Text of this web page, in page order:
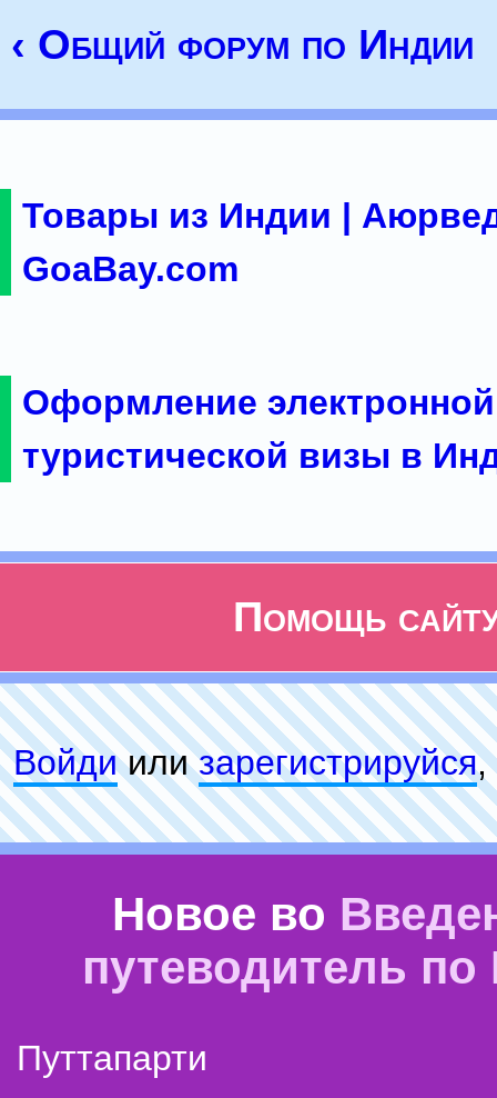
‹ Общий форум по Индии
Товары из Индии |
GoaBay.com
Оформление электронной
туристической визы в
Помощь
Войдиилизарeгиcтpируйся,
Новое во
путеводитель
Путтапарти